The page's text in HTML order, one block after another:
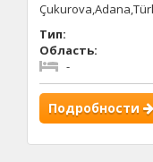
Тип:
Область:
-
Подробности